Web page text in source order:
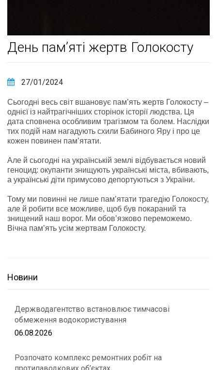
День пам’яті жертв Голокосту
27/01/2024
Сьогодні весь світ вшановує пам’ять жертв Голокосту –
однієї із найтрагічніших сторінок історії людства. Ця
дата сповнена особливим трагізмом та болем. Наслідки
тих подій нам нагадують схили Бабиного Яру і про це
кожен повинен памʼятати.
Але й сьогодні на українській землі відбувається новий
геноцид: окупанти знищують українські міста, вбивають,
а українські діти примусово депортуються з України.
Тому ми повинні не лише пам’ятати трагедію Голокосту,
але й робити все можливе, щоб був покараний та
знищений наш ворог. Ми обов’язково переможемо.
Вічна пам’ять усім жертвам Голокосту.
Новини
Держводагентство встановлює тимчасові
обмеження водокористування
06.08.2026
Розпочато комплекс ремонтних робіт на